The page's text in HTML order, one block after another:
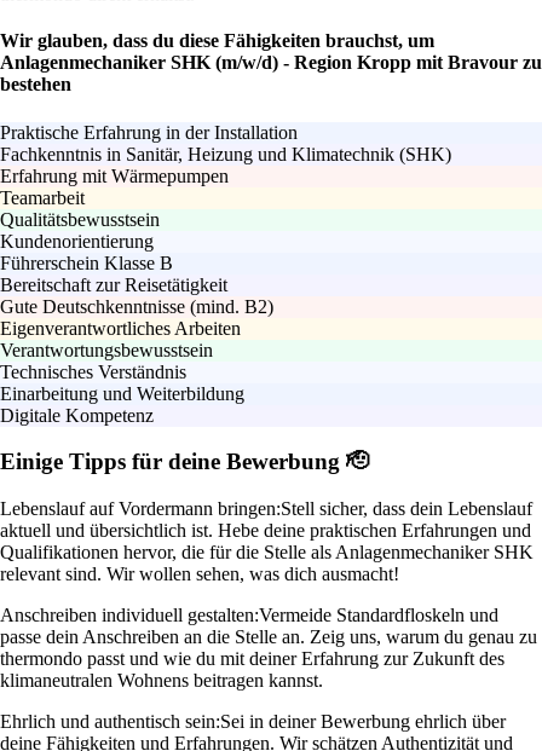
Wir glauben, dass du diese Fähigkeiten brauchst, um
Anlagenmechaniker SHK (m/w/d) - Region Kropp mit Bravour zu
bestehen
Praktische Erfahrung in der Installation
Fachkenntnis in Sanitär, Heizung und Klimatechnik (SHK)
Erfahrung mit Wärmepumpen
Teamarbeit
Qualitätsbewusstsein
Kundenorientierung
Führerschein Klasse B
Bereitschaft zur Reisetätigkeit
Gute Deutschkenntnisse (mind. B2)
Eigenverantwortliches Arbeiten
Verantwortungsbewusstsein
Technisches Verständnis
Einarbeitung und Weiterbildung
Digitale Kompetenz
Einige Tipps für deine Bewerbung 🫡
Lebenslauf auf Vordermann bringen:Stell sicher, dass dein Lebenslauf
aktuell und übersichtlich ist. Hebe deine praktischen Erfahrungen und
Qualifikationen hervor, die für die Stelle als Anlagenmechaniker SHK
relevant sind. Wir wollen sehen, was dich ausmacht!
Anschreiben individuell gestalten:Vermeide Standardfloskeln und
passe dein Anschreiben an die Stelle an. Zeig uns, warum du genau zu
thermondo passt und wie du mit deiner Erfahrung zur Zukunft des
klimaneutralen Wohnens beitragen kannst.
Ehrlich und authentisch sein:Sei in deiner Bewerbung ehrlich über
deine Fähigkeiten und Erfahrungen. Wir schätzen Authentizität und